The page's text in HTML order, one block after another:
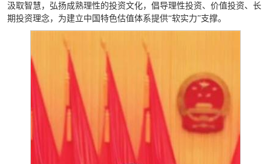
汲取智慧，弘扬成熟理性的投资文化，倡导理性投资、价值投资、长
期投资理念，为建立中国特色估值体系提供“软实力”支撑。